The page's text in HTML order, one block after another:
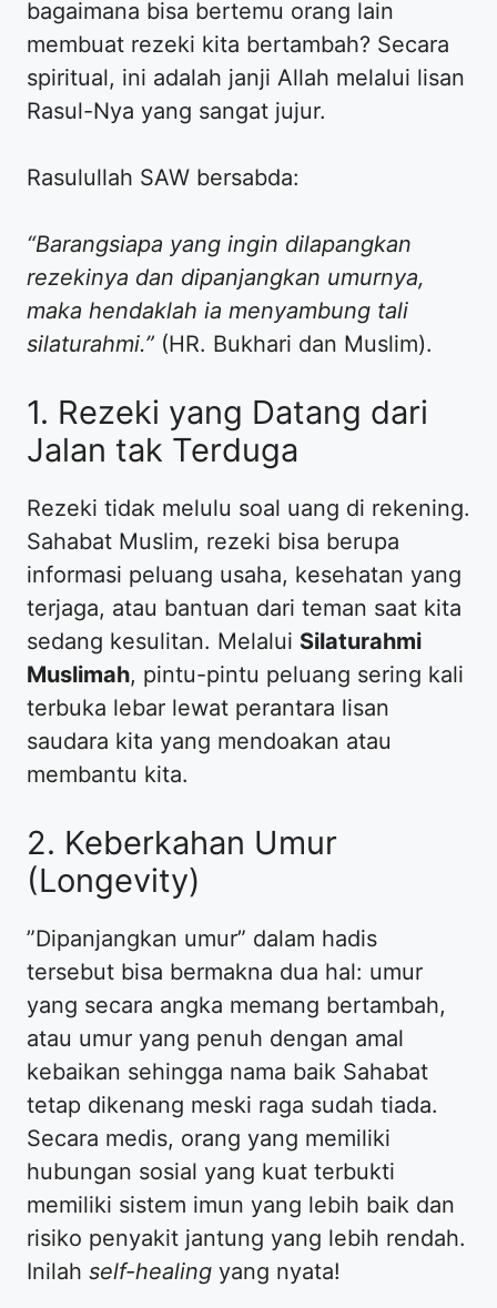
bagaimana bisa bertemu orang lain
membuat rezeki kita bertambah? Secara
spiritual, ini adalah janji Allah melalui lisan
Rasul-Nya yang sangat jujur.
​Rasulullah SAW bersabda:
“Barangsiapa yang ingin dilapangkan
rezekinya dan dipanjangkan umurnya,
maka hendaklah ia menyambung tali
silaturahmi.” (HR. Bukhari dan Muslim).
​1. Rezeki yang Datang dari
Jalan tak Terduga
​Rezeki tidak melulu soal uang di rekening.
Sahabat Muslim, rezeki bisa berupa
informasi peluang usaha, kesehatan yang
terjaga, atau bantuan dari teman saat kita
sedang kesulitan. Melalui Silaturahmi
Muslimah, pintu-pintu peluang sering kali
terbuka lebar lewat perantara lisan
saudara kita yang mendoakan atau
membantu kita.
​2. Keberkahan Umur
(Longevity)
​”Dipanjangkan umur” dalam hadis
tersebut bisa bermakna dua hal: umur
yang secara angka memang bertambah,
atau umur yang penuh dengan amal
kebaikan sehingga nama baik Sahabat
tetap dikenang meski raga sudah tiada.
Secara medis, orang yang memiliki
hubungan sosial yang kuat terbukti
memiliki sistem imun yang lebih baik dan
risiko penyakit jantung yang lebih rendah.
Inilah self-healing yang nyata!